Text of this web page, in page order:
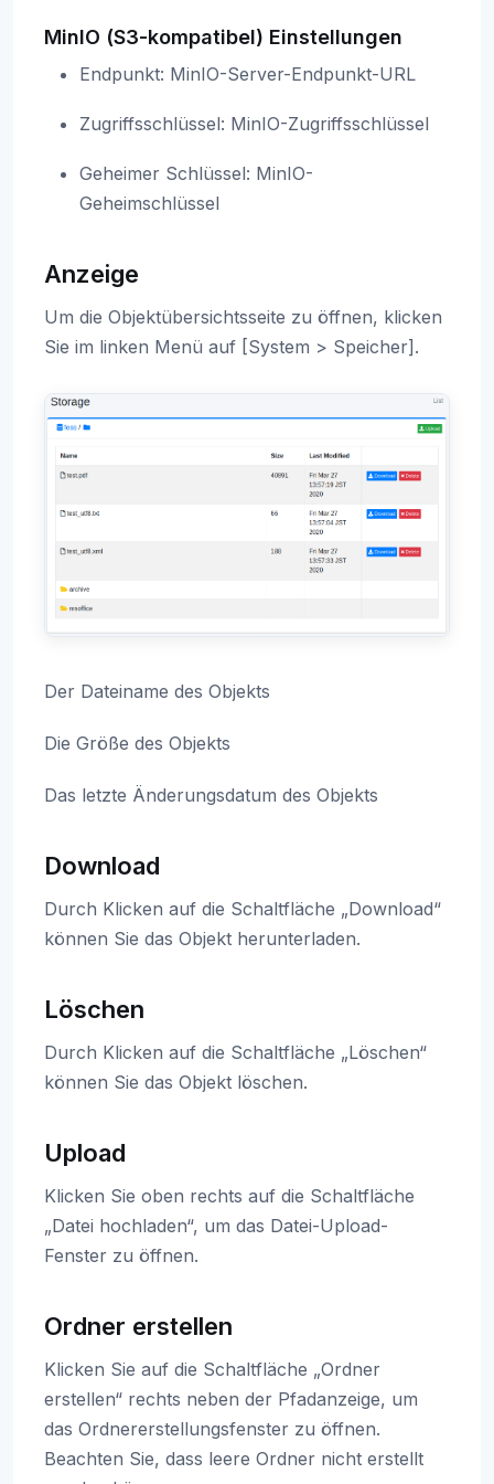
MinIO (S3-kompatibel) Einstellungen
Endpunkt: MinIO-Server-Endpunkt-URL
Zugriffsschlüssel: MinIO-Zugriffsschlüssel
Geheimer Schlüssel: MinIO-
Geheimschlüssel
Anzeige
Um die Objektübersichtsseite zu öffnen, klicken
Sie im linken Menü auf [System > Speicher].
Der Dateiname des Objekts
Die Größe des Objekts
Das letzte Änderungsdatum des Objekts
Download
Durch Klicken auf die Schaltfläche „Download“
können Sie das Objekt herunterladen.
Löschen
Durch Klicken auf die Schaltfläche „Löschen“
können Sie das Objekt löschen.
Upload
Klicken Sie oben rechts auf die Schaltfläche
„Datei hochladen“, um das Datei-Upload-
Fenster zu öffnen.
Ordner erstellen
Klicken Sie auf die Schaltfläche „Ordner
erstellen“ rechts neben der Pfadanzeige, um
das Ordnererstellungsfenster zu öffnen.
Beachten Sie, dass leere Ordner nicht erstellt